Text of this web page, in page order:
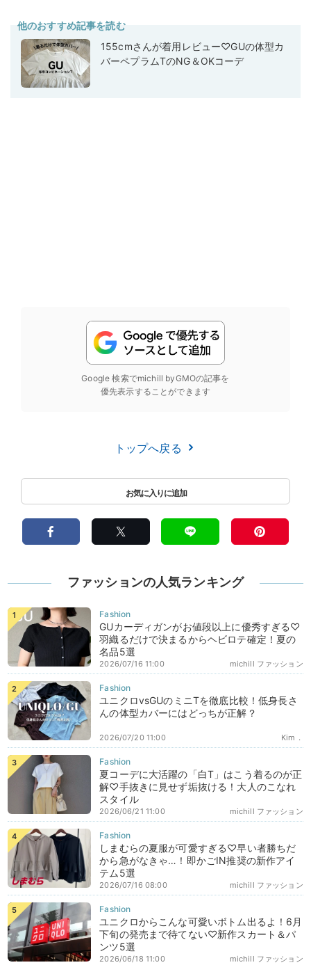
他のおすすめ記事を読む
155cmさんが着用レビュー♡GUの体型カ
バーペプラムTのNG＆OKコーデ
Google 検索でmichill byGMOの記事を
優先表示することができます
トップへ戻る
ファッションの人気ランキング
GUカーディガンがお値段以上に優秀すぎる♡
羽織るだけで決まるからヘビロテ確定！夏の
名品5選
michill ファッション
2026/07/16 11:00
ユニクロvsGUのミニTを徹底比較！低身長さ
んの体型カバーにはどっちが正解？
Kim．
2026/07/20 11:00
夏コーデに大活躍の「白T」はこう着るのが正
解♡手抜きに見せず垢抜ける！大人のこなれ
スタイル
michill ファッション
2026/06/21 11:00
しまむらの夏服が可愛すぎる♡早い者勝ちだ
から急がなきゃ…！即かごIN推奨の新作アイ
テム5選
michill ファッション
2026/07/16 08:00
ユニクロからこんな可愛いボトム出るよ！6月
下旬の発売まで待てない♡新作スカート＆パ
ンツ5選
michill ファッション
2026/06/18 11:00